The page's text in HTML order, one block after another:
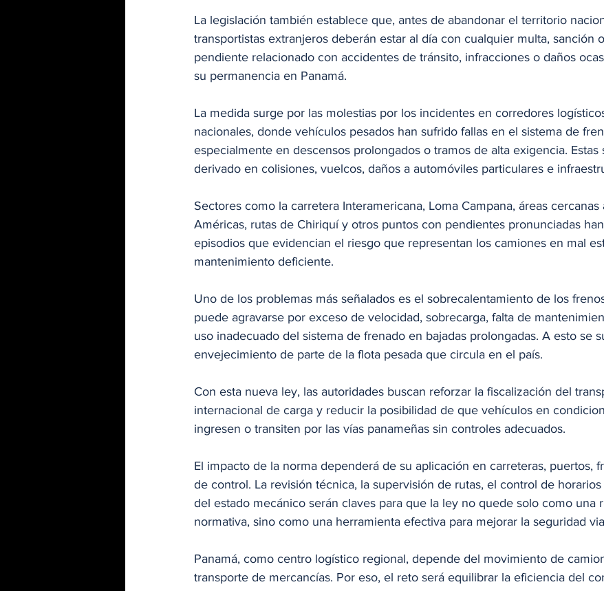
La legislación también establece que, antes de abandonar el territorio
transportistas extranjeros deberán estar al día con cualquier multa, sanción
pendiente relacionado con accidentes de tránsito, infracciones o daños
su permanencia en Panamá.
La medida surge por las molestias por los incidentes en corredores
nacionales, donde vehículos pesados han sufrido fallas en el sistema de
especialmente en descensos prolongados o tramos de alta exigencia. Estas
derivado en colisiones, vuelcos, daños a automóviles particulares e
Sectores como la carretera Interamericana, Loma Campana, áreas
Américas, rutas de Chiriquí y otros puntos con pendientes pronunciadas
episodios que evidencian el riesgo que representan los camiones en mal
mantenimiento deficiente.
Uno de los problemas más señalados es el sobrecalentamiento de los
puede agravarse por exceso de velocidad, sobrecarga, falta de
uso inadecuado del sistema de frenado en bajadas prolongadas. A esto se
envejecimiento de parte de la flota pesada que circula en el país.
Con esta nueva ley, las autoridades buscan reforzar la fiscalización del
internacional de carga y reducir la posibilidad de que vehículos en
ingresen o transiten por las vías panameñas sin controles adecuados.
El impacto de la norma dependerá de su aplicación en carreteras, puertos,
de control. La revisión técnica, la supervisión de rutas, el control de
del estado mecánico serán claves para que la ley no quede solo como una
normativa, sino como una herramienta efectiva para mejorar la seguridad
Panamá, como centro logístico regional, depende del movimiento de
transporte de mercancías. Por eso, el reto será equilibrar la eficiencia del